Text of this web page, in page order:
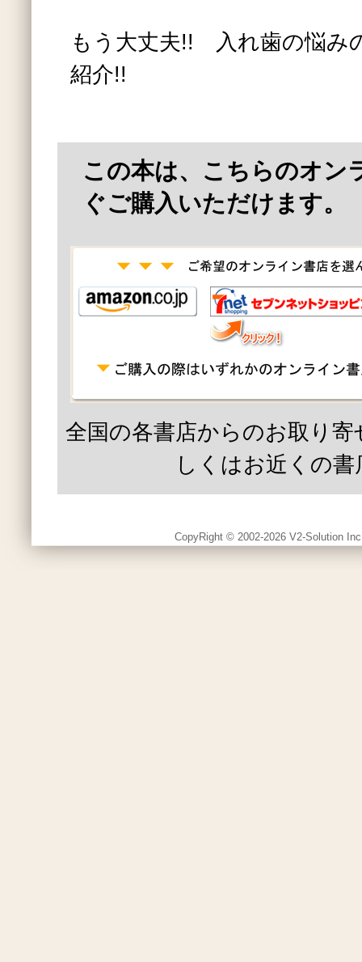
もう大丈夫!! 入れ歯の悩み
紹介!!
この本は、こちらのオン
ぐご購入いただけます。
全国の各書店からのお取り
しくはお近くの書
CopyRight © 2002-2026 V2-Solution